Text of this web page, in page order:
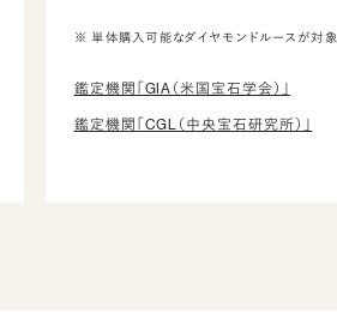
※ 単体購入可能なダイヤモンドルースが対象
鑑定機関「GIA（米国宝石学会）」
鑑定機関「CGL（中央宝石研究所）」